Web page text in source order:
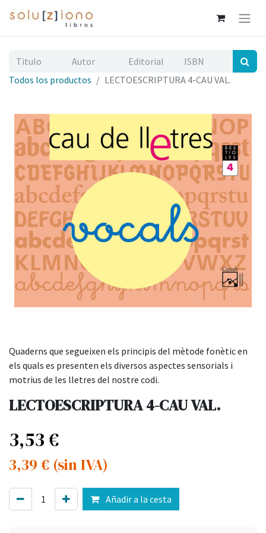
Todos los productos LECTOESCRIPTURA 4-CAU VAL.
Quaderns que segueixen els principis del mètode fonètic en
els quals es presenten els diversos aspectes sensorials i
motrius de les lletres del nostre codi.
LECTOESCRIPTURA 4-CAU VAL.
3,53€
3,39 € (sin IVA)
Añadir a la cesta